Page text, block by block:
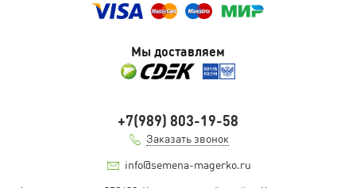
Мы доставляем
+7(989) 803-19-58
Заказать звонок
info@semena-magerko.ru